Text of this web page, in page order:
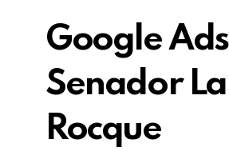
Google Ads
Senador La
Rocque